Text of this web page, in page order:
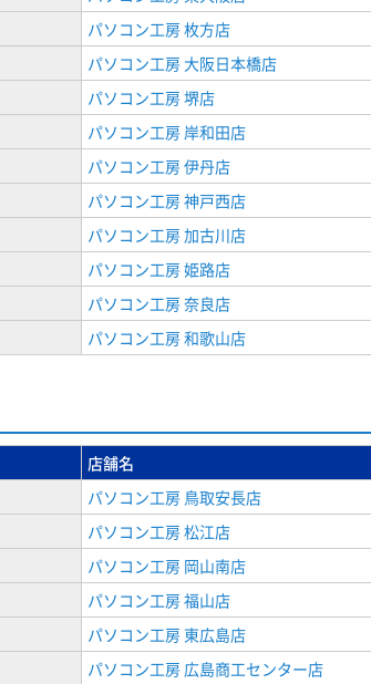
パソコン工房 枚方店
パソコン工房 大阪日本橋店
パソコン工房 堺店
パソコン工房 岸和田店
パソコン工房 伊丹店
パソコン工房 神戸西店
パソコン工房 加古川店
パソコン工房 姫路店
パソコン工房 奈良店
パソコン工房 和歌山店
店舗名
パソコン工房 鳥取安長店
パソコン工房 松江店
パソコン工房 岡山南店
パソコン工房 福山店
パソコン工房 東広島店
パソコン工房 広島商工センター店